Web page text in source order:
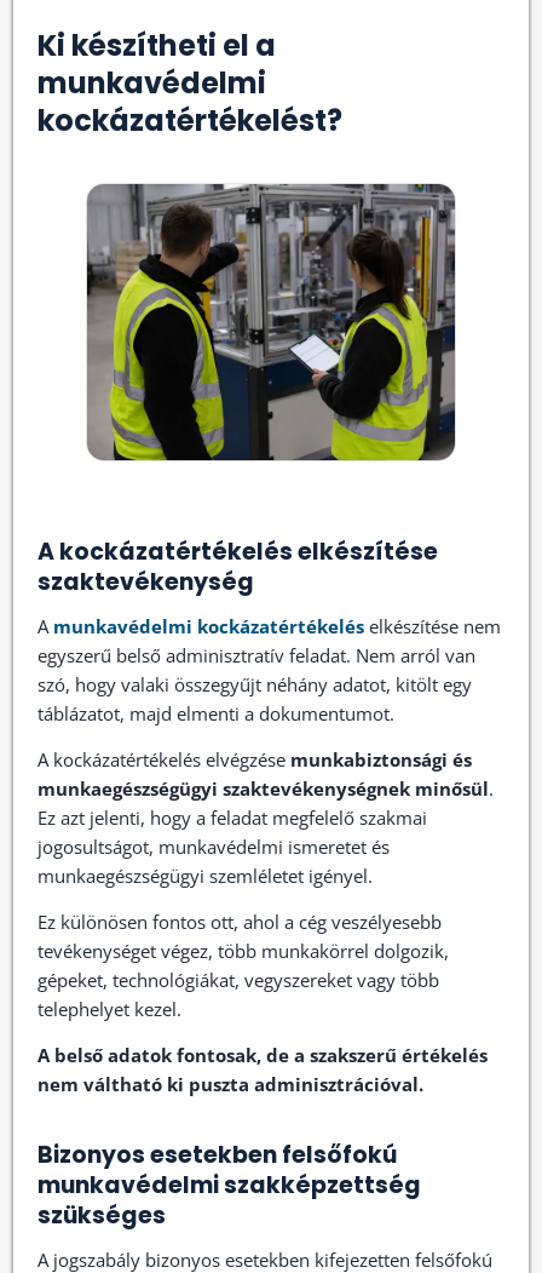
Ki készítheti el a
munkavédelmi
kockázatértékelést?
A kockázatértékelés elkészítése
szaktevékenység
A munkavédelmi kockázatértékelés elkészítése nem
egyszerű belső adminisztratív feladat. Nem arról van
szó, hogy valaki összegyűjt néhány adatot, kitölt egy
táblázatot, majd elmenti a dokumentumot.
A kockázatértékelés elvégzése munkabiztonsági és
munkaegészségügyi szaktevékenységnek minősül.
Ez azt jelenti, hogy a feladat megfelelő szakmai
jogosultságot, munkavédelmi ismeretet és
munkaegészségügyi szemléletet igényel.
Ez különösen fontos ott, ahol a cég veszélyesebb
tevékenységet végez, több munkakörrel dolgozik,
gépeket, technológiákat, vegyszereket vagy több
telephelyet kezel.
A belső adatok fontosak, de a szakszerű értékelés
nem váltható ki puszta adminisztrációval.
Bizonyos esetekben felsőfokú
munkavédelmi szakképzettség
szükséges
A jogszabály bizonyos esetekben kifejezetten felsőfokú